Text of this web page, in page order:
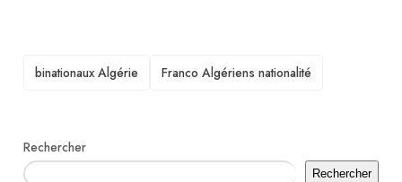
TAGS
binationaux Algérie Franco Algériens nationalité
Rechercher
Rechercher